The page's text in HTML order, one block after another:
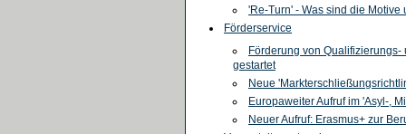
'Re-Turn' - Was sind die
Förderservice
Förderung von
gestartet
Neue
Europaweiter Aufruf im 'Asyl-,
Neuer Aufruf: Erasmus+ zur